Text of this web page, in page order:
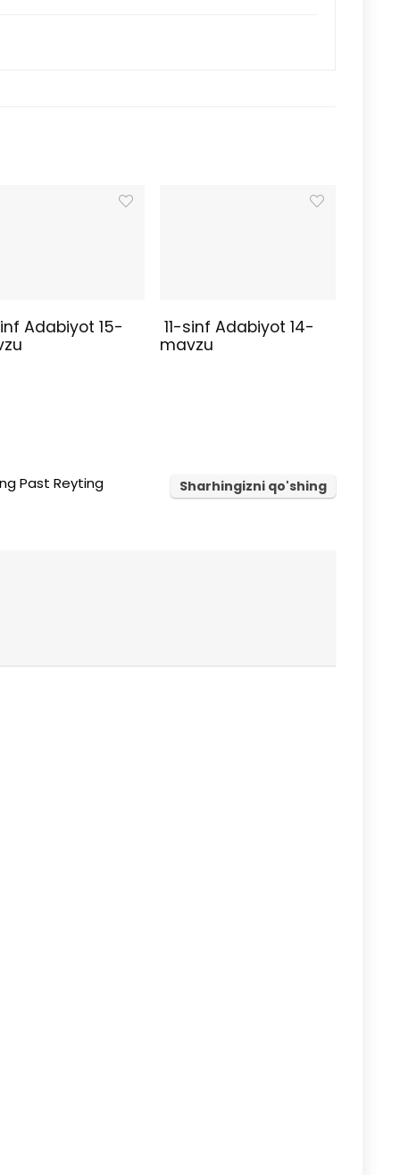
Adabiyot 15-
11-sinf Adabiyot 14-
mavzu
Past Reyting Sharhingizni qo'shing